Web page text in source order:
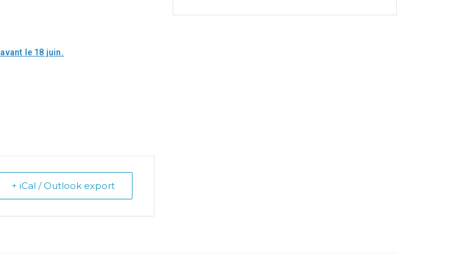
avant le 18 juin.
+ iCal / Outlook export